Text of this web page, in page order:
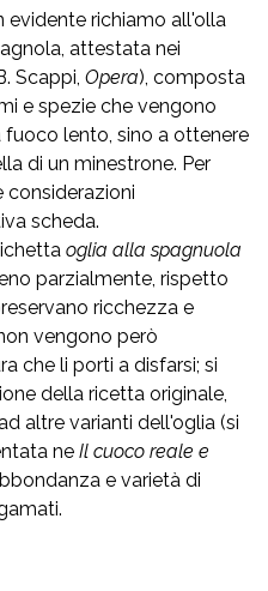
evidente richiamo all'olla
attestata nei
Scappi, Opera), composta
e spezie che vengono
lento, sino a ottenere
di un minestrone. Per
considerazioni
scheda.
oglia alla spagnuola
parzialmente, rispetto
ricchezza e
vengono però
che li porti a disfarsi; si
della ricetta originale,
altre varianti dell'oglia (si
ne Il cuoco reale e
e varietà di